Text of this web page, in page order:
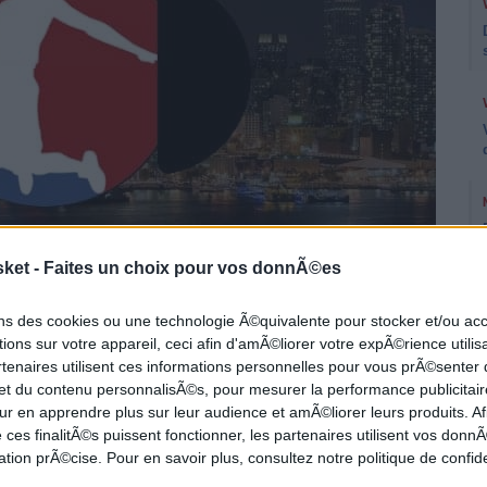
- Faites un choix pour vos donnÃ©es
des cookies ou une technologie Ã©quivalente pour stocker et/ou
sur votre appareil, ceci afin d'amÃ©liorer votre expÃ©rience
utilisent ces informations personnelles pour vous prÃ©senter
du contenu personnalisÃ©s, pour mesurer la performance
en apprendre plus sur leur audience et amÃ©liorer leurs produits.
ces finalitÃ©s puissent fonctionner, les partenaires utilisent vos
prÃ©cise. Pour en savoir plus, consultez notre politique de
tout d'abord de quelques actualités
encore la valse des coachs avant de
de faire la preview des finales NBA !